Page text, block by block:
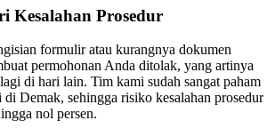
Kesalahan Prosedur
formulir atau kurangnya dokumen
permohonan Anda ditolak, yang artinya
di hari lain. Tim kami sudah sangat paham
Demak, sehingga risiko kesalahan prosedur
nol persen.